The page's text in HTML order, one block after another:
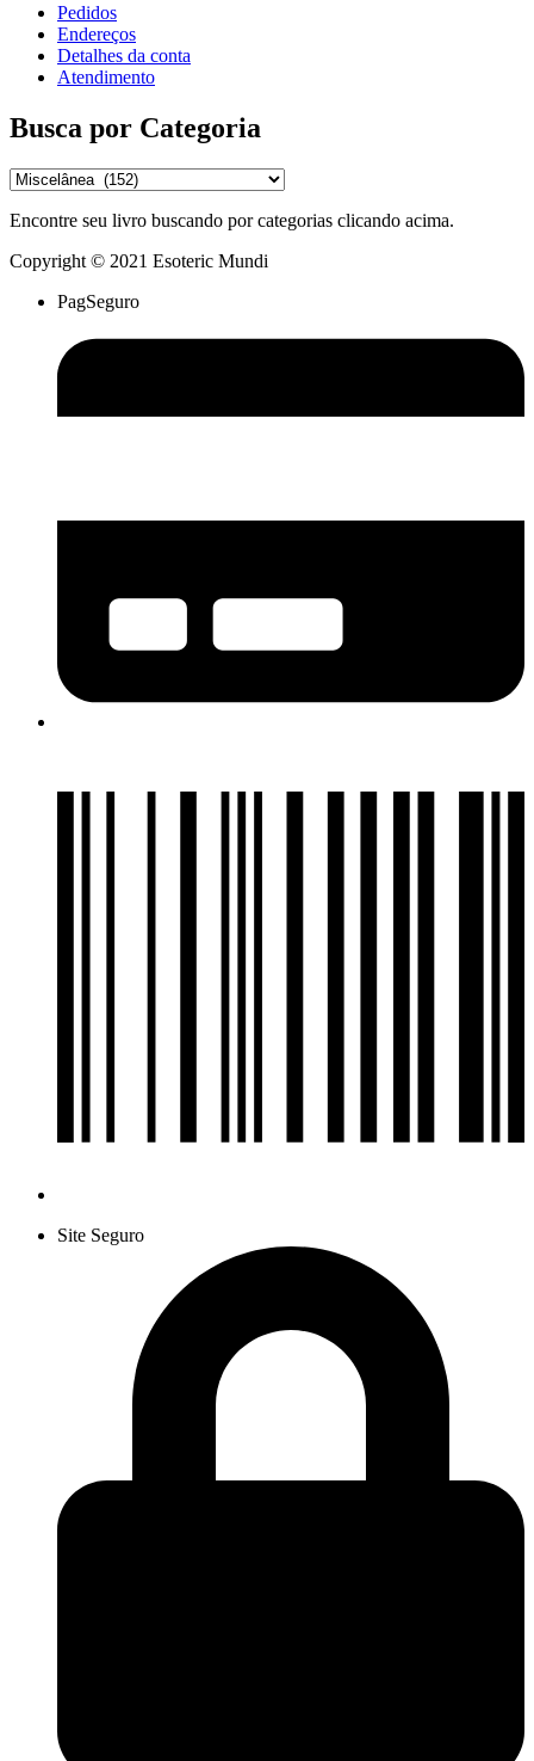
Pedidos
Endereços
Detalhes da conta
Atendimento
Busca por Categoria
Encontre seu livro buscando por categorias clicando acima.
Copyright © 2021 Esoteric Mundi
PagSeguro
Site Seguro